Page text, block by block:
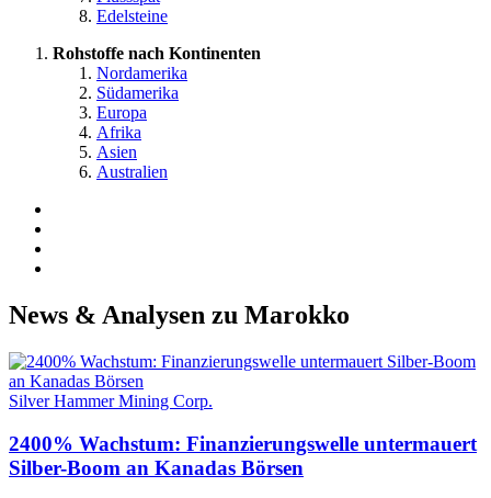
Edelsteine
Rohstoffe nach Kontinenten
Nordamerika
Südamerika
Europa
Afrika
Asien
Australien
News & Analysen zu Marokko
Silver Hammer Mining Corp.
2400% Wachstum: Finanzierungswelle untermauert
Silber-Boom an Kanadas Börsen